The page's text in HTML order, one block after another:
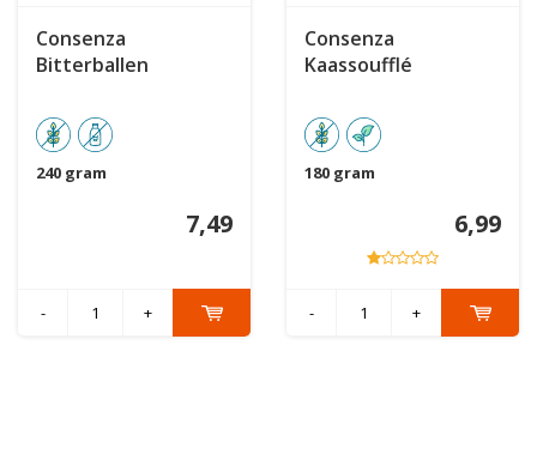
Consenza
Bitterballen
240 gram
7,49
- +
Consenza
Kaassoufflé
180 gram
6,99
- +